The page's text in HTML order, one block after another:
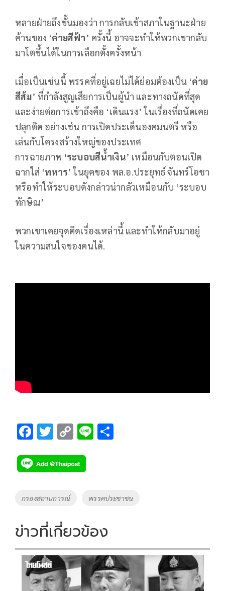
หลายฝ่ายถึงขั้นมองว่า การกลับเข้าสภาในฐานะฝ่าย
ค้านของ ‘ค่ายสีฟ้า’ ครั้งนี้ อาจจะทำให้พวกเขากลับ
มาโตขึ้นได้ในการเลือกตั้งครั้งหน้า
เมื่อเป็นเช่นนี้ พรรคที่อยู่เฉยไม่ได้ย่อมต้องเป็น ‘ค่าย
สีส้ม’ ที่กำลังสูญเสียการเป็นผู้นำ และทางถนัดที่สุด
และง่ายต่อการเข้าถึงคือ ‘เดินแรง’ ในเรื่องที่ถนัดเคย
ปลุกติด อย่างเช่น การเปิดประเด็นองคมนตรี หรือ
เล่นกับโครงสร้างใหญ่ของประเทศ
การฉายภาพ ‘ระบอบสีน้ำเงิน’ เหมือนกับตอนเปิด
ฉากใส่ ‘ทหาร’ ในยุคของ พล.อ.ประยุทธ์ จันทร์โอชา
หรือทำให้ระบอบดังกล่าวน่ากลัวเหมือนกับ ‘ระบอบ
ทักษิณ’
พวกเขาเคยจุดติดเรื่องเหล่านี้ และทำให้กลับมาอยู่
ในความสนใจของคนได้.
F
e
b
o
k
T
tt
er
C
p
y
k
Li
Tags
กรองสถานการณ์ พรรคประชาชน
ข่าวที่เกี่ยวข้อง